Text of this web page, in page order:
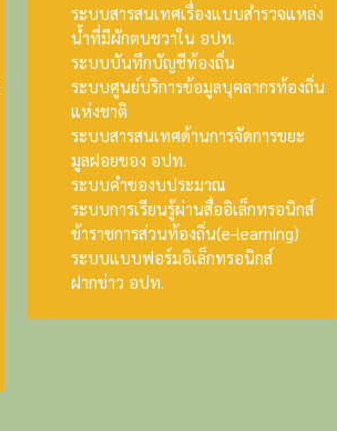
ระบบสารสนเทศเรื่องแบบสำรวจแหล่ง
น้ำที่มีผักตบชวาใน อปท.
ระบบบันทึกบัญชีท้องถิ่น
ระบบศูนย์บริการข้อมูลบุคลากรท้องถิ่น
แห่งชาติ
ระบบสารสนเทศด้านการจัดการขยะ
มูลฝอยของ อปท.
ระบบคำของบประมาณ
ระบบการเรียนรู้ผ่านสื่ออิเล็กทรอนิกส์
ข้าราชการส่วนท้องถิ่น(e-learning)
ระบบแบบฟอร์มอิเล็กทรอนิกส์
ฝากข่าว อปท.